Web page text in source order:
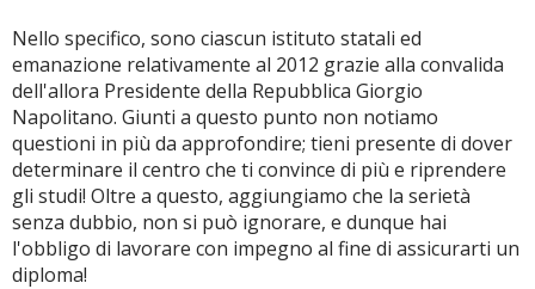
Nello specifico, sono ciascun istituto statali ed
emanazione relativamente al 2012 grazie alla convalida
dell'allora Presidente della Repubblica Giorgio
Napolitano. Giunti a questo punto non notiamo
questioni in più da approfondire; tieni presente di dover
determinare il centro che ti convince di più e riprendere
gli studi! Oltre a questo, aggiungiamo che la serietà
senza dubbio, non si può ignorare, e dunque hai
l'obbligo di lavorare con impegno al fine di assicurarti un
diploma!